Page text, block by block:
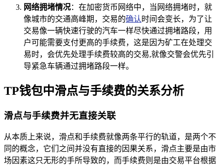
网络拥堵情况：在加密货币网络中，当网络拥堵时，就
像城市的交通高峰期，交易的确认 时间会变长，为了让
交易像一辆快速行驶的汽车一样尽快通过拥堵路段，用
户可能需要支付更高的手续费，这是因为矿工在处理交
易时，会优先处理手续费较高的交易,就像交警会优先引
导紧急车辆通过拥堵路段一样。
TP钱包中滑点与手续费的关系分析
滑点与手续费并无直接关联
从本质上来说，滑点和手续费就像两条平行的轨道，是两个不
同的概念，它们之间并没有直接的因果关系，滑点主要是由市
场因素这只无形的手所导致的，而手续费则是由交易平台根据